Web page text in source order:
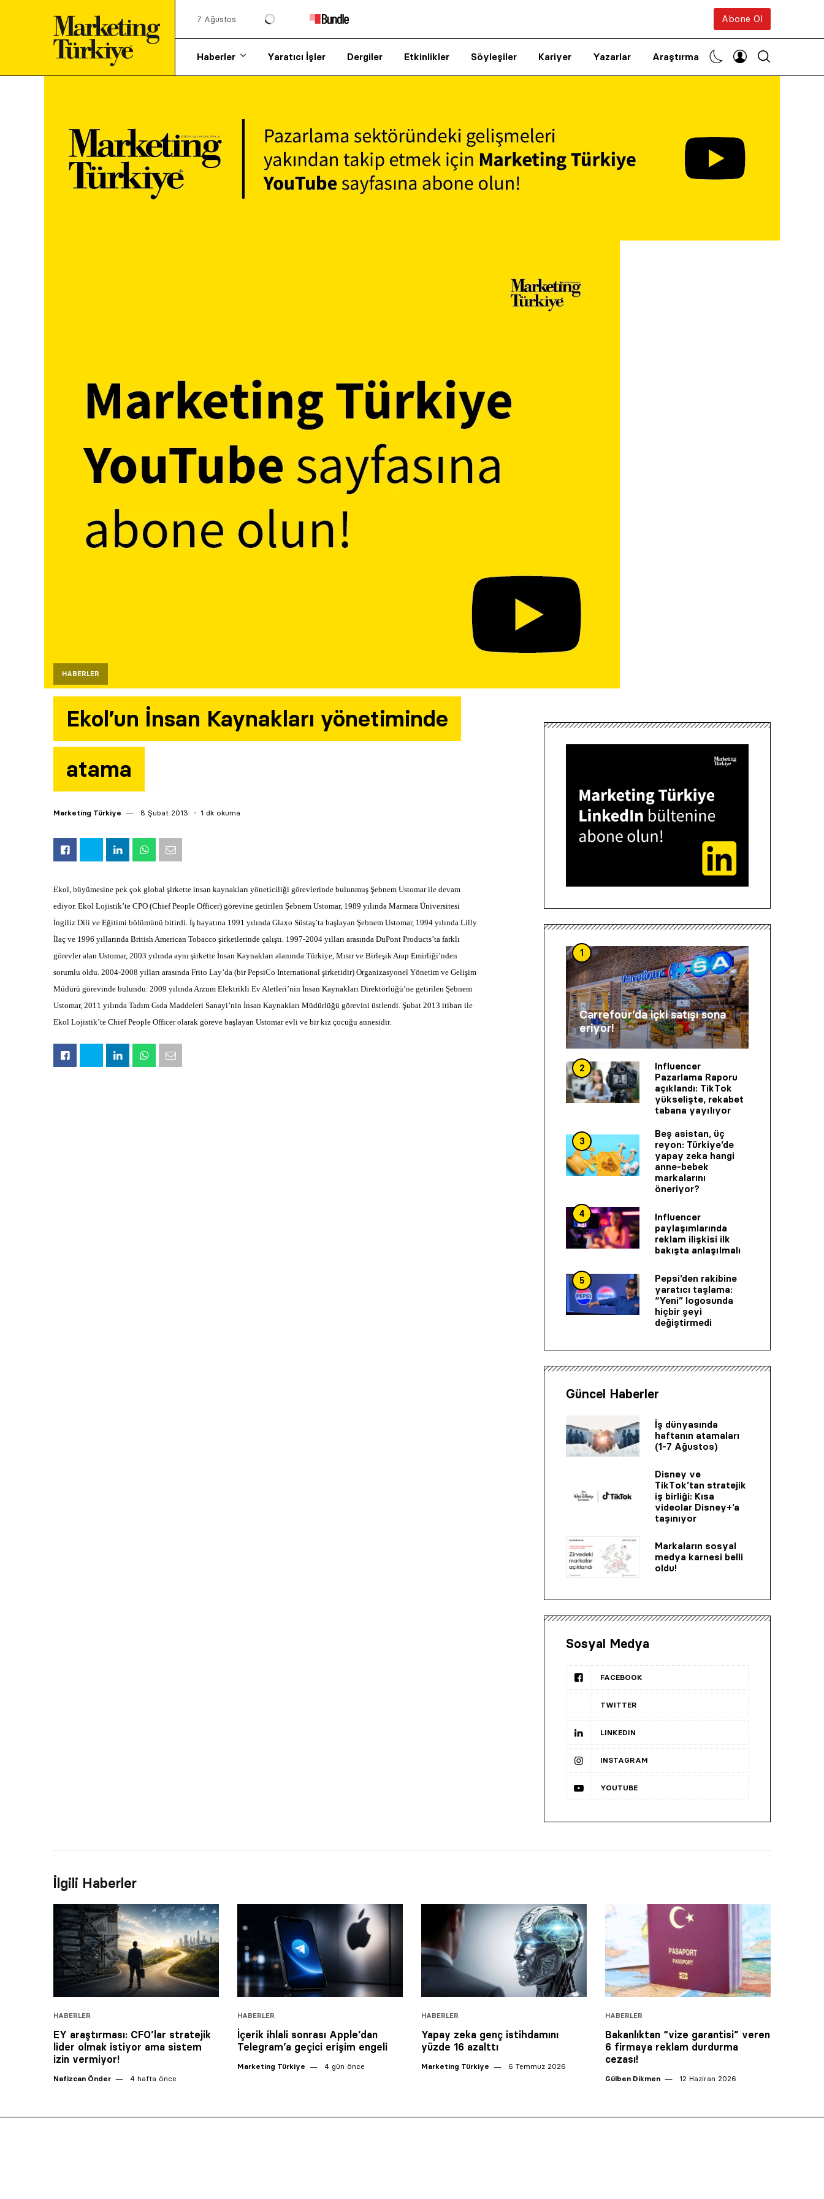
7 Ağustos Abone Ol
Haberler Yaratıcı İşler Dergiler Etkinlikler Söyleşiler Kariyer Yazarlar Araştırma
HABERLER
Ekol’un İnsan Kaynakları yönetiminde
atama
Marketing Türkiye 8 Şubat 2013 1 dk okuma
Ekol, büyümesine pek çok global şirkette insan kaynakları yöneticiliği görevlerinde bulunmuş Şebnem Ustomar ile devam
ediyor. Ekol Lojistik’te CPO (Chief People Officer) görevine getirilen Şebnem Ustomar, 1989 yılında Marmara Üniversitesi
İngiliz Dili ve Eğitimi bölümünü bitirdi. İş hayatına 1991 yılında Glaxo Süstaş’ta başlayan Şebnem Ustomar, 1994 yılında Lilly
İlaç ve 1996 yıllarında British American Tobacco şirketlerinde çalıştı. 1997-2004 yılları arasında DuPont Products’ta farklı
görevler alan Ustomar, 2003 yılında aynı şirkette İnsan Kaynakları alanında Türkiye, Mısır ve Birleşik Arap Emirliği’nden
sorumlu oldu. 2004-2008 yılları arasında Frito Lay’da (bir PepsiCo International şirketidir) Organizasyonel Yönetim ve Gelişim
Müdürü görevinde bulundu. 2009 yılında Arzum Elektrikli Ev Aletleri’nin İnsan Kaynakları Direktörlüğü’ne getirilen Şebnem
Ustomar, 2011 yılında Tadım Gıda Maddeleri Sanayi’nin İnsan Kaynakları Müdürlüğü görevini üstlendi. Şubat 2013 itibarı ile
Ekol Lojistik’te Chief People Officer olarak göreve başlayan Ustomar evli ve bir kız çocuğu annesidir.
1
Carrefour’da içki satışı sona
eriyor!
2
Influencer
Pazarlama Raporu
açıklandı: TikTok
yükselişte, rekabet
tabana yayılıyor
3
Beş asistan, üç
reyon: Türkiye’de
yapay zeka hangi
anne-bebek
markalarını
öneriyor?
4
Influencer
paylaşımlarında
reklam ilişkisi ilk
bakışta anlaşılmalı
5
Pepsi’den rakibine
yaratıcı taşlama:
“Yeni” logosunda
hiçbir şeyi
değiştirmedi
Güncel Haberler
İş dünyasında
haftanın atamaları
(1-7 Ağustos)
Disney ve
TikTok’tan stratejik
iş birliği: Kısa
videolar Disney+’a
taşınıyor
Markaların sosyal
medya karnesi belli
oldu!
Sosyal Medya
FACEBOOK
TWITTER
LINKEDIN
INSTAGRAM
YOUTUBE
İlgili Haberler
HABERLER
EY araştırması: CFO’lar stratejik
lider olmak istiyor ama sistem
izin vermiyor!
Nafizcan Önder 4 hafta önce
HABERLER
İçerik ihlali sonrası Apple’dan
Telegram’a geçici erişim engeli
Marketing Türkiye 4 gün önce
HABERLER
Yapay zeka genç istihdamını
yüzde 16 azalttı
Marketing Türkiye 6 Temmuz 2026
HABERLER
Bakanlıktan “vize garantisi” veren
6 firmaya reklam durdurma
cezası!
Gülben Dikmen 12 Haziran 2026